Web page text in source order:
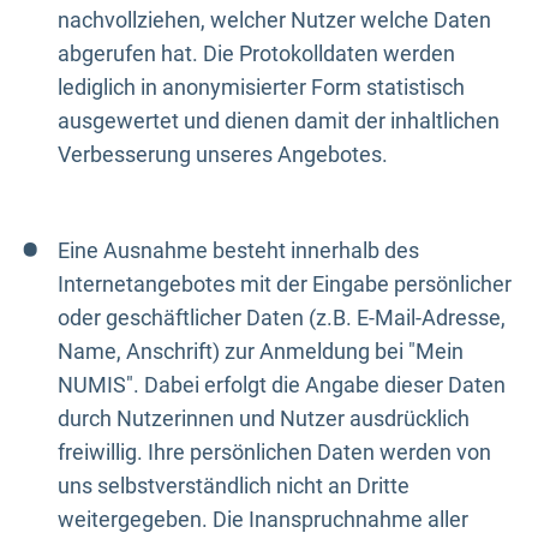
nachvollziehen, welcher Nutzer welche Daten
abgerufen hat. Die Protokolldaten werden
lediglich in anonymisierter Form statistisch
ausgewertet und dienen damit der inhaltlichen
Verbesserung unseres Angebotes.
Eine Ausnahme besteht innerhalb des
Internetangebotes mit der Eingabe persönlicher
oder geschäftlicher Daten (z.B. E-Mail-Adresse,
Name, Anschrift) zur Anmeldung bei "Mein
NUMIS". Dabei erfolgt die Angabe dieser Daten
durch Nutzerinnen und Nutzer ausdrücklich
freiwillig. Ihre persönlichen Daten werden von
uns selbstverständlich nicht an Dritte
weitergegeben. Die Inanspruchnahme aller